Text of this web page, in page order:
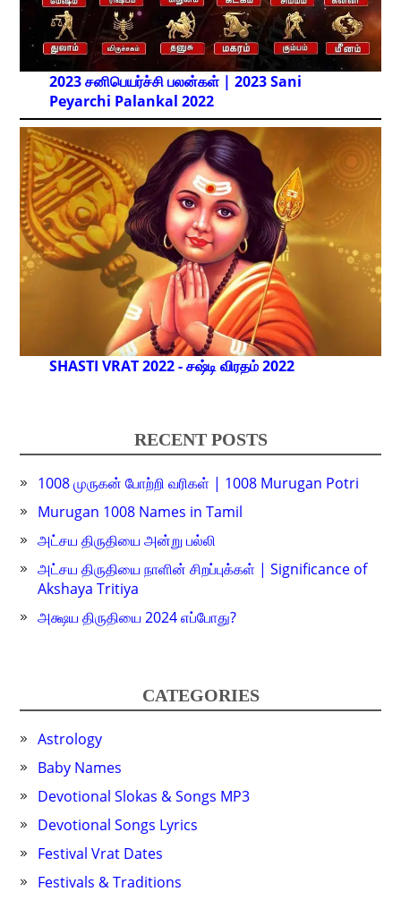
2023 சனிபெயர்ச்சி பலன்கள் | 2023 Sani
Peyarchi Palankal 2022
SHASTI VRAT 2022 - சஷ்டி விரதம் 2022
RECENT POSTS
1008 முருகன் போற்றி வரிகள் | 1008 Murugan Potri
Murugan 1008 Names in Tamil
அட்சய திருதியை அன்று பல்லி
அட்சய திருதியை நாளின் சிறப்புக்கள் | Significance of
Akshaya Tritiya
அக்ஷய திருதியை 2024 எப்போது?
CATEGORIES
Astrology
Baby Names
Devotional Slokas & Songs MP3
Devotional Songs Lyrics
Festival Vrat Dates
Festivals & Traditions